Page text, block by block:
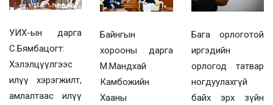
УИХ-ын дарга
С.Бямбацогт:
Хэлэлцүүлгээс
илүү хэрэгжилт,
амлалтаас илүү
Байнгын
хорооны дарга
М.Мандхай
Камбожийн
Хааны
Бага орлоготой
иргэдийн
орлогод татвар
ногдуулахгүй
байх эрх зүйн